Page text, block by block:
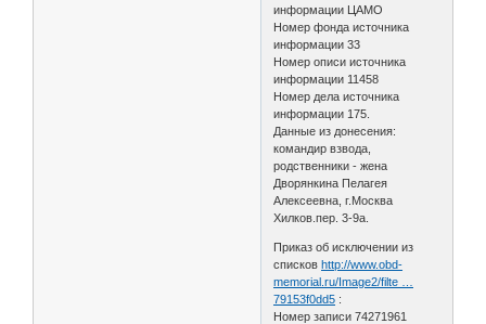
информации ЦАМО
Номер фонда источника
информации 33
Номер описи источника
информации 11458
Номер дела источника
информации 175.
Данные из донесения:
командир взвода,
родственники - жена
Дворянкина Пелагея
Алексеевна, г.Москва
Хилков.пер. 3-9а.
Приказ об исключении из
списковhttp://www.obd-
memorial.ru/Image2/filte …
79153f0dd5 :
Номер записи 74271961